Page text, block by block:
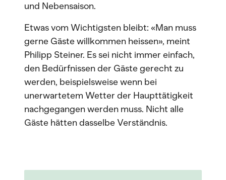
und Nebensaison.
Etwas vom Wichtigsten bleibt: «Man muss
gerne Gäste willkommen heissen», meint
Philipp Steiner. Es sei nicht immer einfach,
den Bedürfnissen der Gäste gerecht zu
werden, beispielsweise wenn bei
unerwartetem Wetter der Haupttätigkeit
nachgegangen werden muss. Nicht alle
Gäste hätten dasselbe Verständnis.